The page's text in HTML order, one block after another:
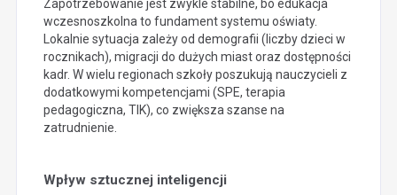
Zapotrzebowanie jest zwykle stabilne, bo edukacja
wczesnoszkolna to fundament systemu oświaty.
Lokalnie sytuacja zależy od demografii (liczby dzieci w
rocznikach), migracji do dużych miast oraz dostępności
kadr. W wielu regionach szkoły poszukują nauczycieli z
dodatkowymi kompetencjami (SPE, terapia
pedagogiczna, TIK), co zwiększa szanse na
zatrudnienie.
Wpływ sztucznej inteligencji